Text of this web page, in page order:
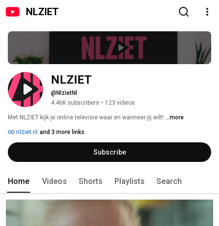
NLZIET
NLZIET
@NlzietNl
4.46K subscribers • 123 videos
Met NLZIET kijk je online televisie waar en wanneer jij wilt! ...more
nlziet.nl and 3 more links
Subscribe
Home Videos Shorts Playlists Search